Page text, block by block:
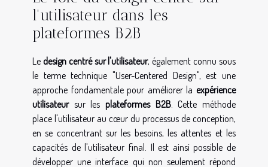
l'utilisateur dans les
plateformes B2B
Le design centré sur l'utilisateur, également connu sous
le terme technique "User-Centered Design", est une
approche fondamentale pour améliorer la expérience
utilisateursur les plateformes B2B. Cette méthode
place l'utilisateur au cœur du processus de conception,
en se concentrant sur les besoins, les attentes et les
capacités de l'utilisateur final. Il est ainsi possible de
développer une interface qui non seulement répond